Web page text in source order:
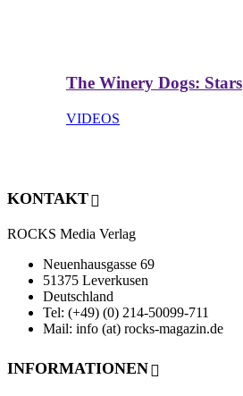
The Winery Dogs: Stars
VIDEOS
KONTAKT
ROCKS Media Verlag
Neuenhausgasse 69
51375 Leverkusen
Deutschland
Tel: (+49) (0) 214-50099-711
Mail: info (at) rocks-magazin.de
INFORMATIONEN